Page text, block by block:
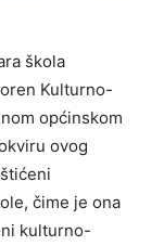
škola
Kulturno-
općinskom
ovog
čime je ona
kulturno-